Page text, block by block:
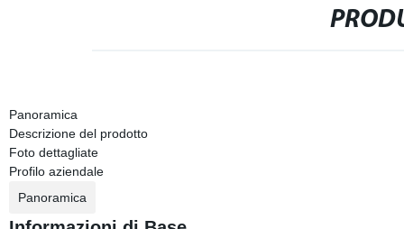
Panoramica
Descrizione del prodotto
Foto dettagliate
Profilo aziendale
Panoramica